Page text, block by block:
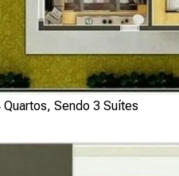
Sendo 3 Suítes